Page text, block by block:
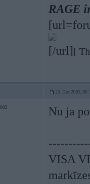
RAGE
[/url][
25. Dec 2003,
Nu ja
VISA